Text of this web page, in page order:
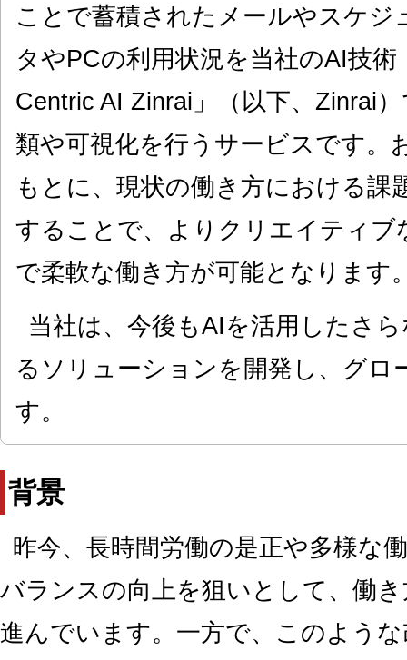
ことで蓄積されたメールやスケ
タやPCの利用状況を当社のAI技
Centric AI Zinrai」（以下、Zinrai
類や可視化を行うサービスです。
もとに、現状の働き方における課
することで、よりクリエイティブ
で柔軟な働き方が可能となります
当社は、今後もAIを活用したさ
るソリューションを開発し、グロ
す。
背景
昨今、長時間労働の是正や多様な
バランスの向上を狙いとして、働
進んでいます。一方で、このよう